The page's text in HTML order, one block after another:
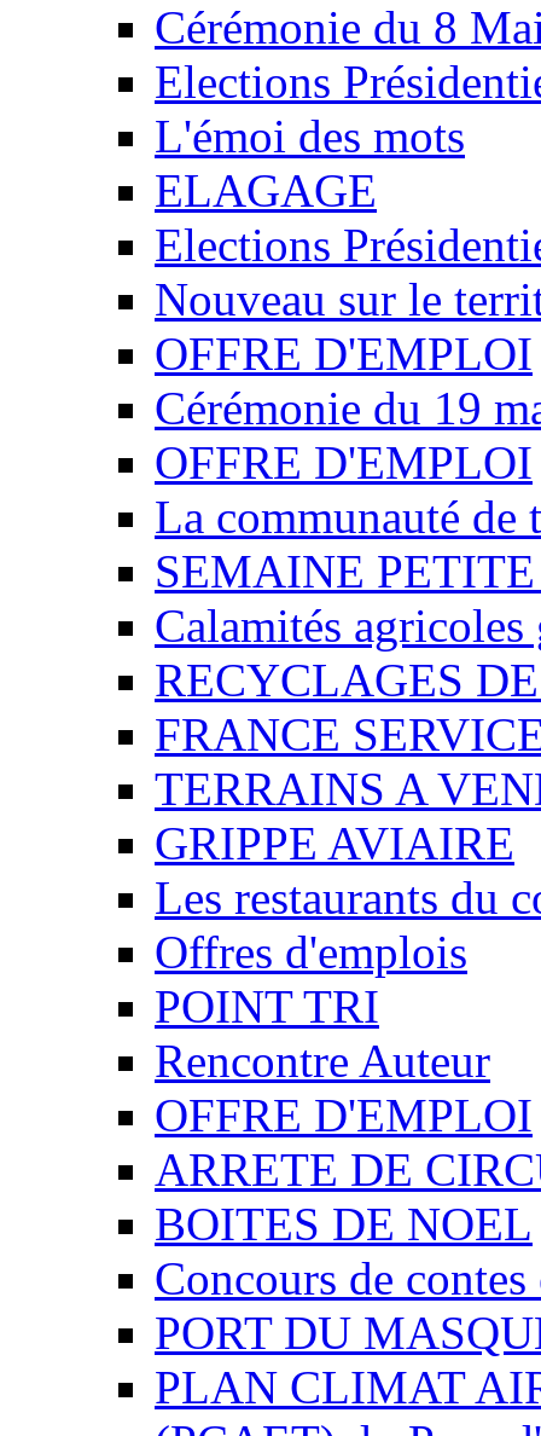
Cérémonie du 8
Elections
L'émoi des mots
ELAGAGE
Elections
Nouveau sur le
OFFRE D'EMPLOI
Cérémonie du 19
OFFRE D'EMPLOI
La communauté de
SEMAINE
Calamités
RECYCLAGES
FRANCE
TERRAINS A
GRIPPE AVIAIRE
Les restaurants du
Offres d'emplois
POINT TRI
Rencontre Auteur
OFFRE D'EMPLOI
ARRETE DE
BOITES DE NOEL
Concours de
PORT DU
PLAN CLIMAT